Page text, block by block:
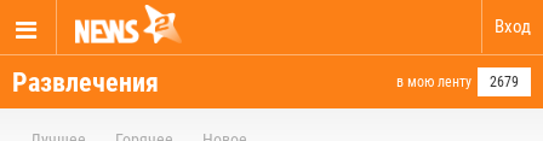
Вход
Развлечения в мою ленту 2679